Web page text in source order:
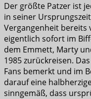
Der größte Patzer ist
in seiner
Vergangenheit bereits
eigentlich sofort im
dem Emmett, Marty
1985 zurückreisen.
Fans bemerkt und im
darauf eine
sinngemäß, dass